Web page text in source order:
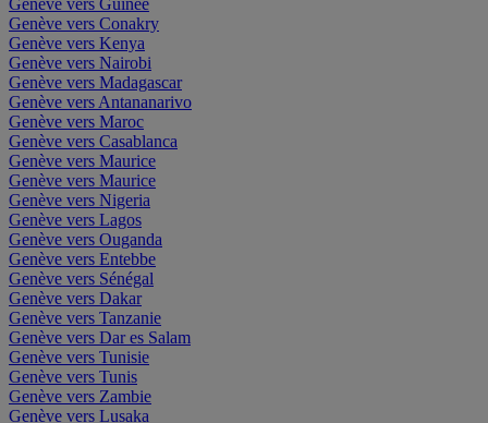
Genève vers Conakry
Genève vers Kenya
Genève vers Nairobi
Genève vers Madagascar
Genève vers Antananarivo
Genève vers Maroc
Genève vers Casablanca
Genève vers Maurice
Genève vers Maurice
Genève vers Nigeria
Genève vers Lagos
Genève vers Ouganda
Genève vers Entebbe
Genève vers Sénégal
Genève vers Dakar
Genève vers Tanzanie
Genève vers Dar es Salam
Genève vers Tunisie
Genève vers Tunis
Genève vers Zambie
Genève vers Lusaka